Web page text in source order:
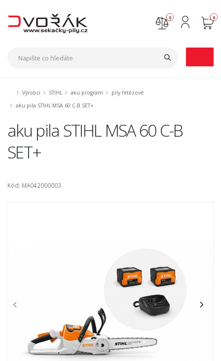
0
0
Výrobci STIHL aku program
pily řetězové
aku pila STIHL MSA 60 C-B SET+
aku pila STIHL MSA 60 C-B
SET+
Kód: MA042000003